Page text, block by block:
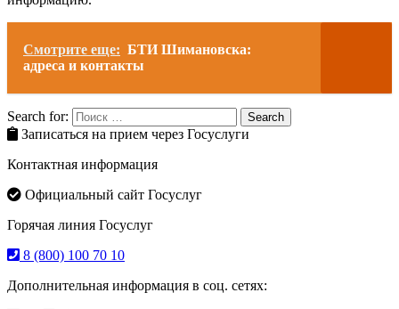
Смотрите еще: БТИ Шимановска:
адреса и контакты
Search for: Search
Записаться на прием через Госуслуги
Контактная информация
Официальный сайт Госуслуг
Горячая линия Госуслуг
8 (800) 100 70 10
Дополнительная информация в соц. сетях: